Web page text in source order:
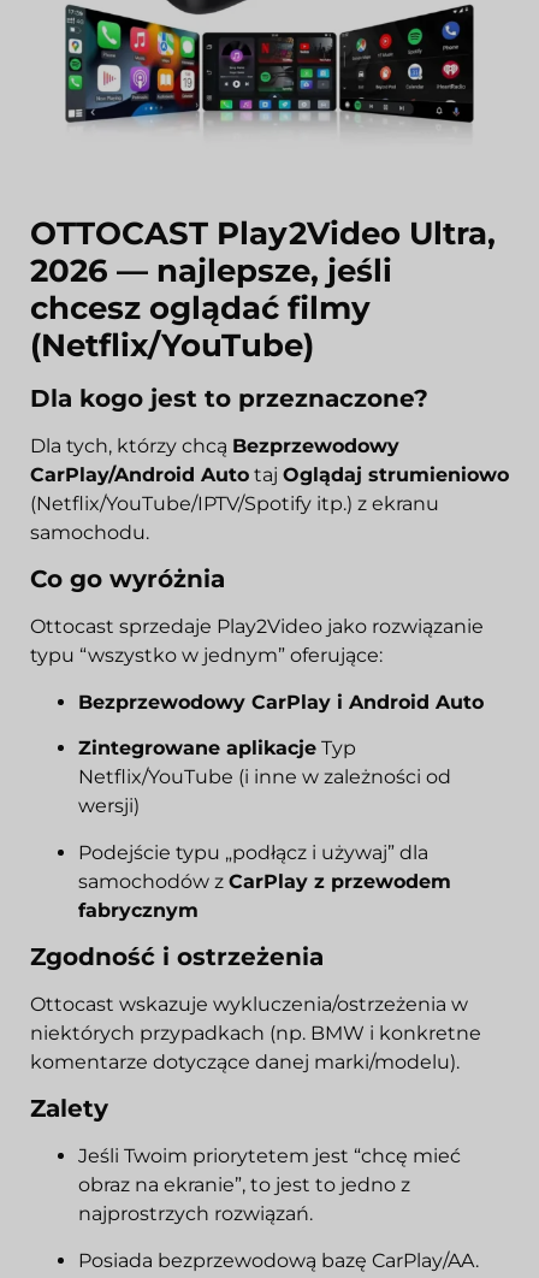
OTTOCAST Play2Video Ultra,
2026 — najlepsze, jeśli
chcesz oglądać filmy
(Netflix/YouTube)
Dla kogo jest to przeznaczone?
Dla tych, którzy chcą Bezprzewodowy
CarPlay/Android Auto taj Oglądaj strumieniowo
(Netflix/YouTube/IPTV/Spotify itp.) z ekranu
samochodu.
Co go wyróżnia
Ottocast sprzedaje Play2Video jako rozwiązanie
typu “wszystko w jednym” oferujące:
Bezprzewodowy CarPlay i Android Auto
Zintegrowane aplikacje Typ
Netflix/YouTube (i inne w zależności od
wersji)
Podejście typu „podłącz i używaj” dla
samochodów z CarPlay z przewodem
fabrycznym
Zgodność i ostrzeżenia
Ottocast wskazuje wykluczenia/ostrzeżenia w
niektórych przypadkach (np. BMW i konkretne
komentarze dotyczące danej marki/modelu).
Zalety
Jeśli Twoim priorytetem jest “chcę mieć
obraz na ekranie”, to jest to jedno z
najprostrzych rozwiązań.
Posiada bezprzewodową bazę CarPlay/AA.